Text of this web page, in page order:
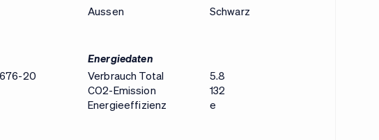
Aussen
Schwarz
20
Energiedaten
Verbrauch Total
5.8
CO2-Emission
132
Energieeffizienz
e